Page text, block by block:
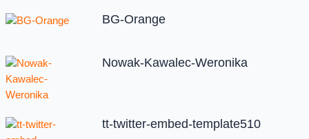
BG-Orange
Nowak-Kawalec-Weronika
tt-twitter-embed-template510